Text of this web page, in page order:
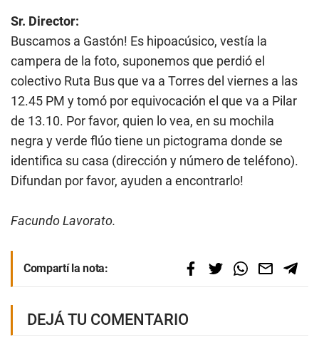
Sr. Director:
Buscamos a Gastón! Es hipoacúsico, vestía la
campera de la foto, suponemos que perdió el
colectivo Ruta Bus que va a Torres del viernes a las
12.45 PM y tomó por equivocación el que va a Pilar
de 13.10. Por favor, quien lo vea, en su mochila
negra y verde flúo tiene un pictograma donde se
identifica su casa (dirección y número de teléfono).
Difundan por favor, ayuden a encontrarlo!
Facundo Lavorato.
Compartí la nota:
DEJÁ TU COMENTARIO